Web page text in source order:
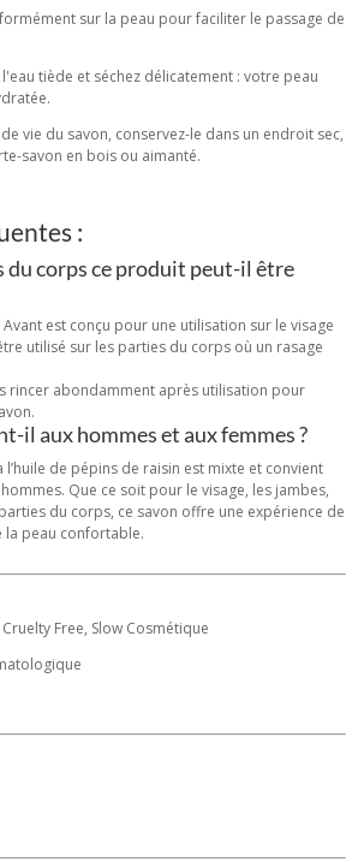
sur la peau pour faciliter le passage de
tiède et séchez délicatement : votre peau
vie du savon, conservez-le dans un endroit sec,
savon en bois ou aimanté.
:
du corps ce produit peut-il être
est conçu pour une utilisation sur le visage
utilisé sur les parties du corps où un rasage
rincer abondamment après utilisation pour
il aux hommes et aux femmes ?
l’huile de pépins de raisin est mixte et convient
Que ce soit pour le visage, les jambes,
du corps, ce savon offre une expérience de
la peau confortable.
Free, Slow Cosmétique